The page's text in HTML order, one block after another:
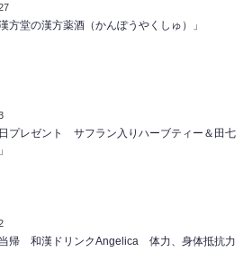
漢方堂の漢方薬酒（かんぽうやくしゅ）」
日プレゼント サフラン入りハーブティー＆田七
当帰 和漢ドリンクAngelica 体力、身体抵抗力